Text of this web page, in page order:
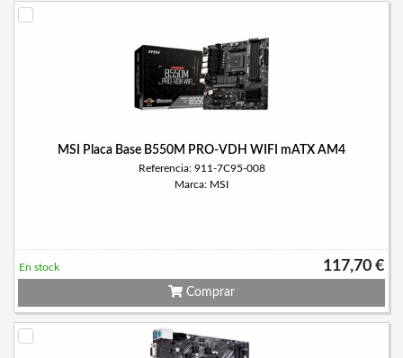
MSI Placa Base B550M PRO-VDH WIFI mATX AM4
Referencia: 911-7C95-008
Marca: MSI
117,70 €
En stock
Comprar